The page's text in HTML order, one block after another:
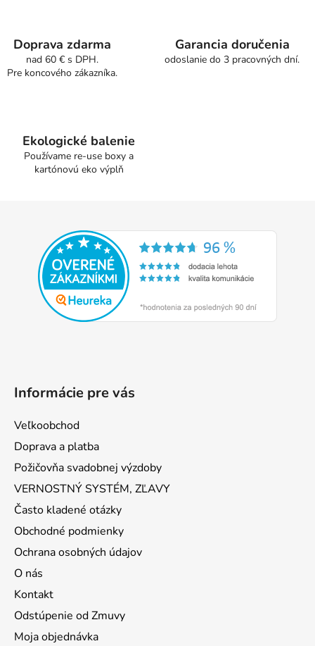
Doprava zdarma
nad 60 € s DPH.
Pre koncového zákazníka.
Garancia doručenia
odoslanie do 3 pracovných dní.
Ekologické balenie
Používame re-use boxy a
kartónovú eko výplň
Informácie pre vás
Veľkoobchod
Doprava a platba
Požičovňa svadobnej výzdoby
VERNOSTNÝ SYSTÉM, ZĽAVY
Často kladené otázky
Obchodné podmienky
Ochrana osobných údajov
O nás
Kontakt
Odstúpenie od Zmuvy
Moja objednávka